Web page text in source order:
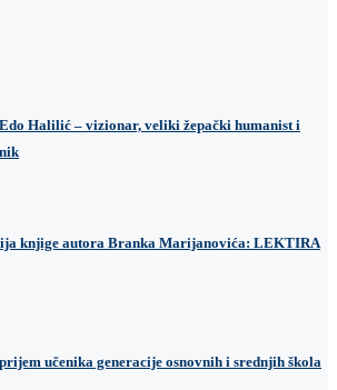
Halilić – vizionar, veliki žepački humanist i
knjige autora Branka Marijanovića: LEKTIRA
učenika generacije osnovnih i srednjih škola